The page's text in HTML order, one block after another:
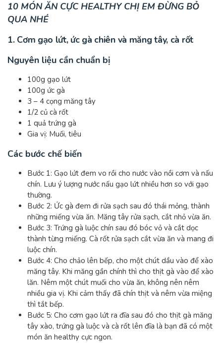
10 MÓN ĂN CỰC HEALTHY CHỊ EM ĐỪNG BỎ
QUA NHÉ
1. Cơm gạo lứt, ức gà chiên và măng tây, cà rốt
Nguyên liệu cần chuẩn bị
100g gạo lứt
100g ức gà
3 – 4 cọng măng tây
1/2 củ cà rốt
1 quả trứng gà
Gia vị: Muối, tiêu
Các bước chế biến
Bước 1: Gạo lứt đem vo rồi cho nước vào nồi cơm và nấu
chín. Lưu ý lượng nước nấu gạo lứt nhiều hơn so với gạo
thường.
Bước 2: Ức gà đem đi rửa sạch sau đó thái mỏng, thành
những miếng vừa ăn. Măng tây rửa sạch, cắt nhỏ vừa ăn.
Bước 3: Trứng gà luộc chín sau đó bóc vỏ và cắt dọc
thành từng miếng. Cà rốt rửa sạch cắt vừa ăn và mang đi
luộc chín.
Bước 4: Cho chảo lên bếp, cho một chút dầu vào để xào
măng tây. Khi măng gần chính thì cho thịt gà vào để xào
lăn. Nêm một chút muối cho vừa ăn, không nên nêm
nhiều gia vị. Khi cảm thấy đã chín thịt và nêm vừa miệng
thì tắt bếp.
Bước 5: Cho cơm gạo lứt ra đĩa sau đó cho thịt gà măng
tây xào, trứng gà luộc và cà rốt lên đĩa là bạn đã có một
món ăn healthy cực ngon.